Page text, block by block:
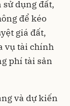
dụng đất,
để kéo
giá đất,
vụ tài chính
phí tài sản
và dự kiến